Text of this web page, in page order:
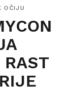
OČIJU